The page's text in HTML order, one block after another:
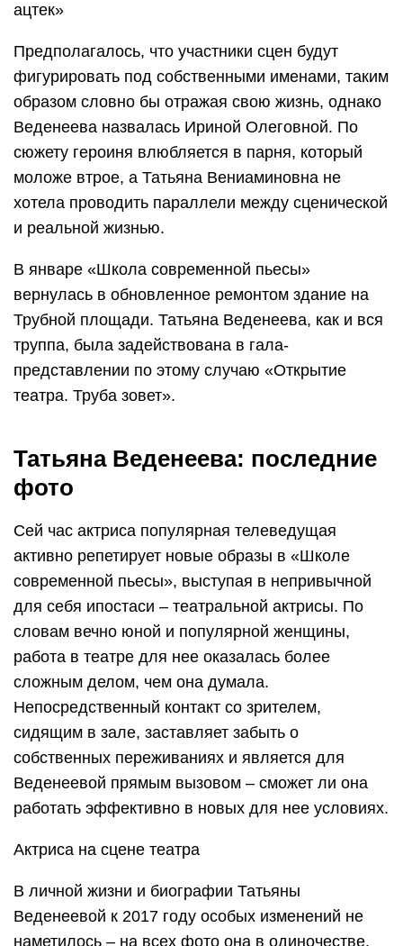
ацтек»
Предполагалось, что участники сцен будут
фигурировать под собственными именами, таким
образом словно бы отражая свою жизнь, однако
Веденеева назвалась Ириной Олеговной. По
сюжету героиня влюбляется в парня, который
моложе втрое, а Татьяна Вениаминовна не
хотела проводить параллели между сценической
и реальной жизнью.
В январе «Школа современной пьесы»
вернулась в обновленное ремонтом здание на
Трубной площади. Татьяна Веденеева, как и вся
труппа, была задействована в гала-
представлении по этому случаю «Открытие
театра. Труба зовет».
Татьяна Веденеева: последние
фото
Сей час актриса популярная телеведущая
активно репетирует новые образы в «Школе
современной пьесы», выступая в непривычной
для себя ипостаси – театральной актрисы. По
словам вечно юной и популярной женщины,
работа в театре для нее оказалась более
сложным делом, чем она думала.
Непосредственный контакт со зрителем,
сидящим в зале, заставляет забыть о
собственных переживаниях и является для
Веденеевой прямым вызовом – сможет ли она
работать эффективно в новых для нее условиях.
Актриса на сцене театра
В личной жизни и биографии Татьяны
Веденеевой к 2017 году особых изменений не
наметилось – на всех фото она в одиночестве,